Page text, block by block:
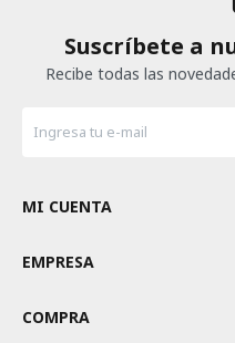
Suscríbete a
Recibe todas las
MI CUENTA
EMPRESA
COMPRA